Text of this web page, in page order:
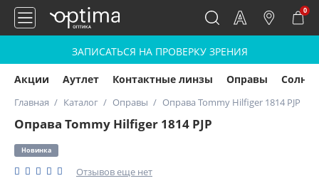
0
ЗАПИСАТЬСЯ НА ПРОВЕРКУ ЗРЕНИЯ
Акции Аутлет Контактные линзы Оправы
Главная Каталог Оправы Оправа Tommy Hilfiger 1814 PJP
Оправа Tommy Hilfiger 1814 PJP
Новинка
Отзывов еще нет